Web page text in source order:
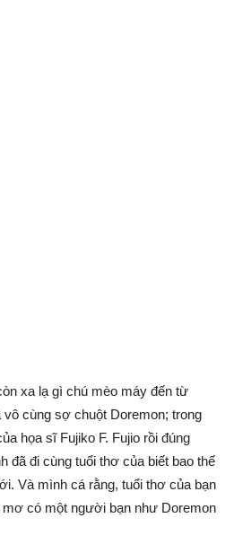
xa lạ gì chú mèo máy đến từ
cùng sợ chuột Doremon; trong
họa sĩ Fujiko F. Fujio rồi đúng
đã đi cùng tuổi thơ của biết bao thế
Và mình cá rằng, tuổi thơ của bạn
có một người bạn như Doremon